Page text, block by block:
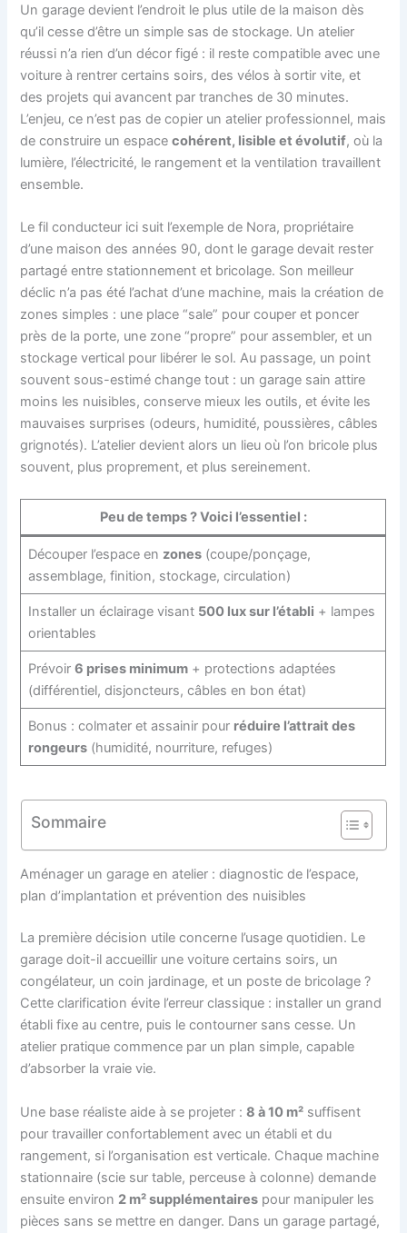
Un garage devient l’endroit le plus utile de la maison dès
qu’il cesse d’être un simple sas de stockage. Un atelier
réussi n’a rien d’un décor figé : il reste compatible avec une
voiture à rentrer certains soirs, des vélos à sortir vite, et
des projets qui avancent par tranches de 30 minutes.
L’enjeu, ce n’est pas de copier un atelier professionnel, mais
de construire un espacecohérent, lisible et évolutif, où la
lumière, l’électricité, le rangement et la ventilation travaillent
ensemble.
Le fil conducteur ici suit l’exemple de Nora, propriétaire
d’une maison des années 90, dont le garage devait rester
partagé entre stationnement et bricolage. Son meilleur
déclic n’a pas été l’achat d’une machine, mais la création de
zones simples : une place “sale” pour couper et poncer
près de la porte, une zone “propre” pour assembler, et un
stockage vertical pour libérer le sol. Au passage, un point
souvent sous-estimé change tout : un garage sain attire
moins les nuisibles, conserve mieux les outils, et évite les
mauvaises surprises (odeurs, humidité, poussières, câbles
grignotés). L’atelier devient alors un lieu où l’on bricole plus
souvent, plus proprement, et plus sereinement.
Peu de temps ? Voici l’essentiel :
Découper l’espace en zones(coupe/ponçage,
assemblage, finition, stockage, circulation)
Installer un éclairage visant 500 lux sur l’établi + lampes
orientables
Prévoir 6 prises minimum+ protections adaptées
(différentiel, disjoncteurs, câbles en bon état)
Bonus : colmater et assainir pour réduire l’attrait des
rongeurs(humidité, nourriture, refuges)
Sommaire
Aménager un garage en atelier : diagnostic de l’espace,
plan d’implantation et prévention des nuisibles
La première décision utile concerne l’usage quotidien. Le
garage doit-il accueillir une voiture certains soirs, un
congélateur, un coin jardinage, et un poste de bricolage ?
Cette clarification évite l’erreur classique : installer un grand
établi fixe au centre, puis le contourner sans cesse. Un
atelier pratique commence par un plan simple, capable
d’absorber la vraie vie.
Une base réaliste aide à se projeter :8 à 10 m² suffisent
pour travailler confortablement avec un établi et du
rangement, si l’organisation est verticale. Chaque machine
stationnaire (scie sur table, perceuse à colonne) demande
ensuite environ 2 m² supplémentaires pour manipuler les
pièces sans se mettre en danger. Dans un garage partagé,